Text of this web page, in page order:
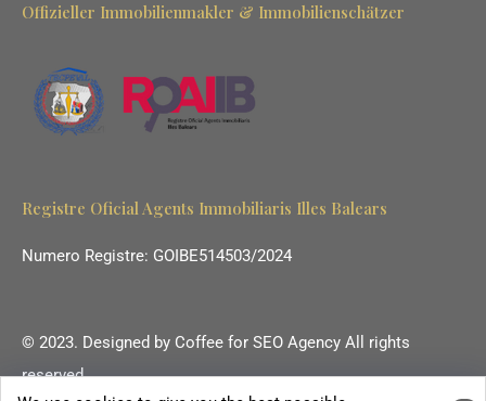
Offizieller Immobilienmakler & Immobilienschätzer
Registre Oficial Agents Immobiliaris Illes Balears
Numero Registre: GOIBE514503/2024
© 2023. Designed by Coffee for SEO Agency All rights
reserved.